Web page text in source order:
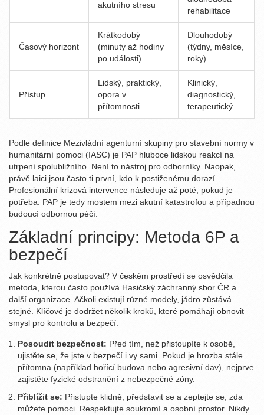
akutního stresu
rehabilitace
Časový horizont
Krátkodobý
(minuty až hodiny
po události)
Dlouhodobý
(týdny, měsíce,
roky)
Přístup
Lidský, praktický,
opora v
přítomnosti
Klinický,
diagnostický,
terapeutický
Podle definice Mezivládní agenturní skupiny pro stavební normy v
humanitární pomoci (IASC) je PAP hluboce lidskou reakcí na
utrpení spolubližního. Není to nástroj pro odborníky. Naopak,
právě laici jsou často ti první, kdo k postiženému dorazí.
Profesionální krizová intervence následuje až poté, pokud je
potřeba. PAP je tedy mostem mezi akutní katastrofou a případnou
budoucí odbornou péčí.
Základní principy: Metoda 6P a
bezpečí
Jak konkrétně postupovat? V českém prostředí se osvědčila
metoda, kterou často používá Hasičský záchranný sbor ČR a
další organizace. Ačkoli existují různé modely, jádro zůstává
stejné. Klíčové je dodržet několik kroků, které pomáhají obnovit
smysl pro kontrolu a bezpečí.
Posoudit bezpečnost: Před tím, než přistoupíte k osobě,
ujistěte se, že jste v bezpečí i vy sami. Pokud je hrozba stále
přítomna (například hořící budova nebo agresivní dav), nejprve
zajistěte fyzické odstranění z nebezpečné zóny.
Přiblížit se: Přistupte klidně, představit se a zeptejte se, zda
můžete pomoci. Respektujte soukromí a osobní prostor. Nikdy